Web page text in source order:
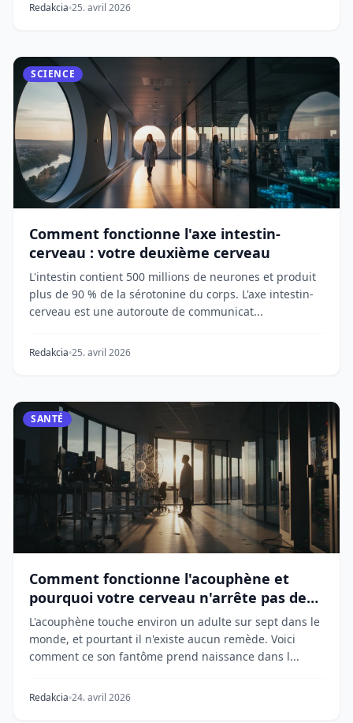
Redakcia 25. avril 2026
SCIENCE
Comment fonctionne l'axe intestin-
cerveau : votre deuxième cerveau
L'intestin contient 500 millions de neurones et produit
plus de 90 % de la sérotonine du corps. L'axe intestin-
cerveau est une autoroute de communicat...
Redakcia 25. avril 2026
SANTÉ
Comment fonctionne l'acouphène et
pourquoi votre cerveau n'arrête pas de
sonner
L'acouphène touche environ un adulte sur sept dans le
monde, et pourtant il n'existe aucun remède. Voici
comment ce son fantôme prend naissance dans l...
Redakcia 24. avril 2026